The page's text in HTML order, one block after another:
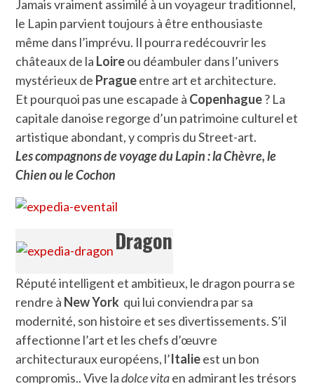
Jamais vraiment assimilé à un voyageur traditionnel,
le Lapin parvient toujours à être enthousiaste
même dans l’imprévu. Il pourra redécouvrir les
châteaux de la Loireou déambuler dans l’univers
mystérieux de Pragueentre art et architecture.
Et pourquoi pas une escapade à Copenhague? La
capitale danoise regorge d’un patrimoine culturel et
artistique abondant, y compris du Street-art.
Les compagnons de voyage du Lapin : la Chèvre, le
Chien ou le Cochon
Dragon
Réputé intelligent et ambitieux, le dragon pourra se
rendre à New York qui lui conviendra par sa
modernité, son histoire et ses divertissements. S’il
affectionne l’art et les chefs d’œuvre
architecturaux européens, l’Italieest un bon
compromis.. Vive ladolce vitaen admirant les trésors